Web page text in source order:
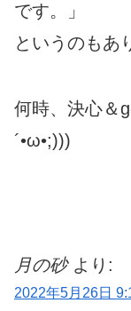
です。」
というのもあ
何時、決心＆
´•ω•;)))
月の砂 より:
2022年5月26日